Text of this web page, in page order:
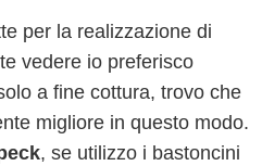
per la realizzazione di
vedere io preferisco
a fine cottura, trovo che
migliore in questo modo.
, se utilizzo i bastoncini